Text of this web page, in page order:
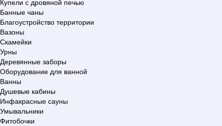
Купели с дровяной печью
Банные чаны
Благоустройство территории
Вазоны
Скамейки
Урны
Деревянные заборы
Оборудование для ванной
Ванны
Душевые кабины
Инфакрасные сауны
Умывальники
Фитобочки